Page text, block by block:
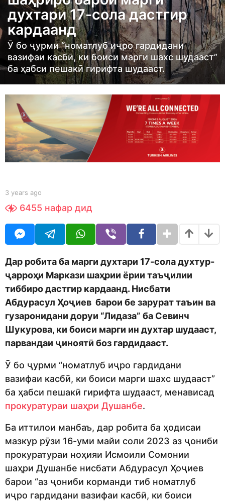
s
a
g
o
3
y
e
r
s
a
g
духтари 17-сола дастгир
кардаанд
Ӯ бо ҷурми “номатлуб иҷро гардидани
вазифаи касбӣ, ки боиси марги шахс шудааст”
ба ҳабси пешакӣ гирифта шудааст.
b
S
h
d
o
n
3 years ago
e
g
6455 нафар дид
Дар робита ба марги духтари 17-сола духтур-
ҷарроҳи Маркази шаҳрии ёрии таъҷилии
тиббиро дастгир кардаанд. Нисбати
Абдурасул Ҳоҷиев барои бе зарурат таъин ва
гузаронидани доруи “Лидаза” ба Севинч
Шукурова, ки боиси марги ин духтар шудааст,
парвандаи ҷиноятӣ боз гардидааст.
Ӯ бо ҷурми “номатлуб иҷро гардидани
вазифаи касбӣ, ки боиси марги шахс шудааст”
ба ҳабси пешакӣ гирифта шудааст, менависад
прокуратураи шаҳри Душанбе.
Ба иттилои манбаъ, дар робита ба ҳодисаи
мазкур рӯзи 16-уми майи соли 2023 аз ҷониби
прокуратураи ноҳияи Исмоили Сомонии
шаҳри Душанбе нисбати Абдурасул Ҳоҷиев
барои “аз ҷониби корманди тиб номатлуб
иҷро гардидани вазифаи касбӣ, ки боиси